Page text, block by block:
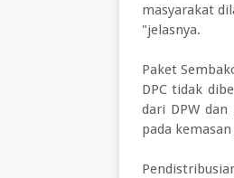
masyarakat
"jelasnya.
Paket
DPC tidak
dari DPW
pada